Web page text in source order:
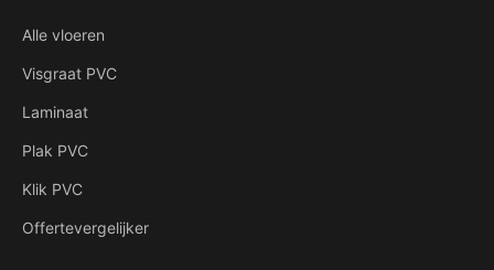
Alle vloeren
Visgraat PVC
Laminaat
Plak PVC
Klik PVC
Offertevergelijker